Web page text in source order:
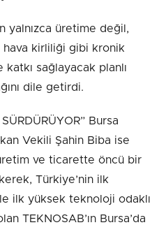
yalnızca üretime değil,
hava kirliliği gibi kronik
katkı sağlayacak planlı
dile getirdi.
Bursa
Vekili Şahin Biba ise
ve ticarette öncü bir
Türkiye’nin ilk
ilk yüksek teknoloji odaklı
TEKNOSAB’ın Bursa’da